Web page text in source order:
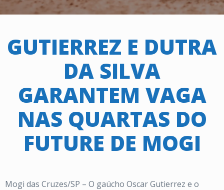
GUTIERREZ E DUTRA
DA SILVA
GARANTEM VAGA
NAS QUARTAS DO
FUTURE DE MOGI
Mogi das Cruzes/SP – O gaúcho Oscar Gutierrez e o